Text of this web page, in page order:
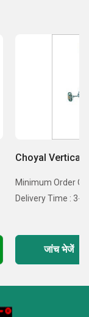
Choyal Vertical
Minimum Order
Delivery Time : 3-4
जांच भेजें